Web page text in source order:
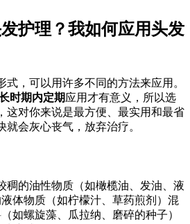
护理？我如何应用头发
，可以用许多不同的方法来应用。
时期内定期应用才有意义，所以选
这对你来说是最方便、最实用和最省
会灰心丧气，放弃治疗。
稠的油性物质（如橄榄油、发油、液
体物质（如柠檬汁、草药煎剂）混
如螺旋藻、瓜拉纳、磨碎的种子）